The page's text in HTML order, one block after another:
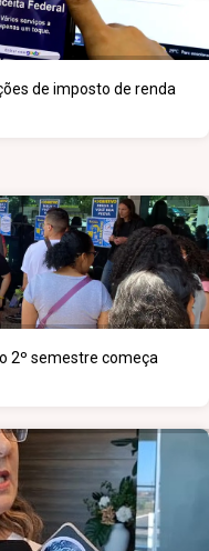
de imposto de renda
2º semestre começa